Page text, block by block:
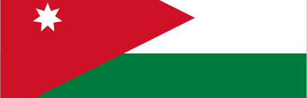
يمكنكم تصفح المزيد من المقالات المشابهة في الموقع أو استخدام
خاصية البحث للوصول إلى مواضيع محددة. نشجعكم على ترك
تعليقاتكم وآرائكم لمساعدتنا في تحسين المحتوى المقدم.
إخلاء مسؤولية: المعلومات الواردة في هذا المقال هي لأغراض
إعلامية فقط. نوصي دائماً بالتحقق من المصادر الرسمية والموثوقة.
إذا كان لديك أي استفسار أو ملاحظة، لا تتردد في التواصل معنا.